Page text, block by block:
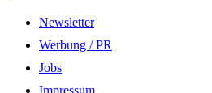
Newsletter
Werbung / PR
Jobs
Impressum